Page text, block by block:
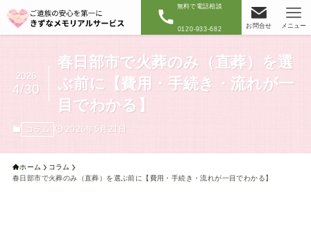
無料で電話相談
0120-933-682 お問合せ メニュー
春日部市で火葬のみ（直葬）を選
ぶ前に【費用・手続き・流れが一
目でわかる】
2026
4/30
コラム 2026年5月21日
ホーム
コラム
春日部市で火葬のみ（直葬）を選ぶ前に【費用・手続き・流れが一目でわかる】